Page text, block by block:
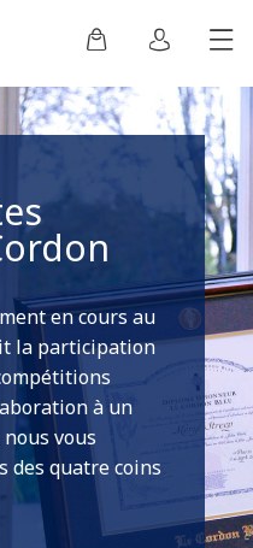
en cours au
la participation
à un
vous
des quatre coins